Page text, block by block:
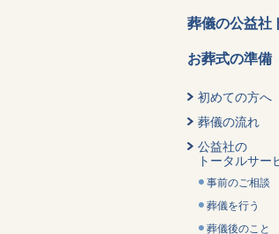
葬儀の公益社
お葬式の準備
初めての方へ
葬儀の流れ
公益社の
トータルサー
事前のご相談
葬儀を行う
葬儀後のこと